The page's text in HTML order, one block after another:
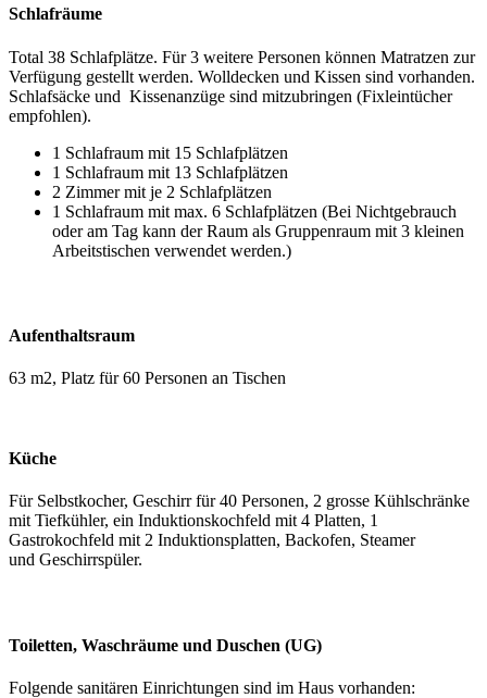
Schlafräume
Total 38 Schlafplätze. Für 3 weitere Personen können Matratzen zur
Verfügung gestellt werden. Wolldecken und Kissen sind vorhanden.
Schlafsäcke und Kissenanzüge sind mitzubringen (Fixleintücher
empfohlen).
1 Schlafraum mit 15 Schlafplätzen
1 Schlafraum mit 13 Schlafplätzen
2 Zimmer mit je 2 Schlafplätzen
1 Schlafraum mit max. 6 Schlafplätzen (Bei Nichtgebrauch
oder am Tag kann der Raum als Gruppenraum mit 3 kleinen
Arbeitstischen verwendet werden.)
Aufenthaltsraum
63 m2, Platz für 60 Personen an Tischen
Küche
Für Selbstkocher, Geschirr für 40 Personen, 2 grosse Kühlschränke
mit Tiefkühler, ein Induktionskochfeld mit 4 Platten, 1
Gastrokochfeld mit 2 Induktionsplatten, Backofen, Steamer
und Geschirrspüler.
Toiletten, Waschräume und Duschen (UG)
Folgende sanitären Einrichtungen sind im Haus vorhanden: